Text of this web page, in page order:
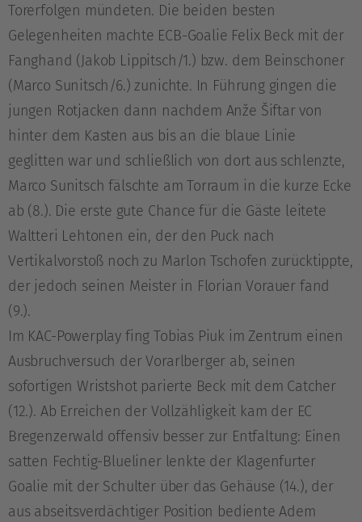
Torerfolgen mündeten. Die beiden besten
Gelegenheiten machte ECB-Goalie Felix Beck mit der
Fanghand (Jakob Lippitsch/1.) bzw. dem Beinschoner
(Marco Sunitsch/6.) zunichte. In Führung gingen die
jungen Rotjacken dann nachdem Anže Šiftar von
hinter dem Kasten aus bis an die blaue Linie
geglitten war und schließlich von dort aus schlenzte,
Marco Sunitsch fälschte am Torraum in die kurze Ecke
ab (8.). Die erste gute Chance für die Gäste leitete
Waltteri Lehtonen ein, der den Puck nach
Vertikalvorstoß noch zu Marlon Tschofen zurücktippte,
der jedoch seinen Meister in Florian Vorauer fand
(9.).
Im KAC-Powerplay fing Tobias Piuk im Zentrum einen
Ausbruchversuch der Vorarlberger ab, seinen
sofortigen Wristshot parierte Beck mit dem Catcher
(12.). Ab Erreichen der Vollzähligkeit kam der EC
Bregenzerwald offensiv besser zur Entfaltung: Einen
satten Fechtig-Blueliner lenkte der Klagenfurter
Goalie mit der Schulter über das Gehäuse (14.), der
aus abseitsverdächtiger Position bediente Adem